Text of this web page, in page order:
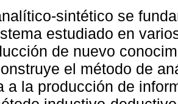
sintético se
estudiado en
de nuevo
el método de
a la producción de